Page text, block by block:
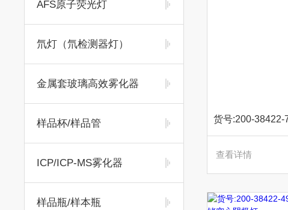
AFS原子荧光灯
氘灯（氘检测器灯）
金属套玻璃高效雾化器
样品杯/样品管
ICP/ICP-MS雾化器
样品瓶/样本瓶
查看详情